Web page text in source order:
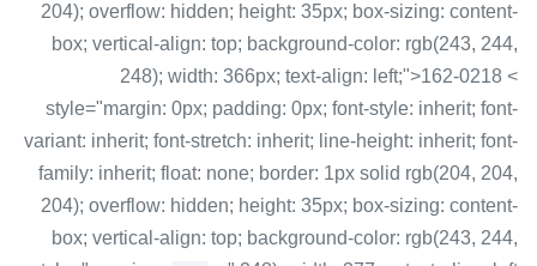
204); overflow: hidden; height: 35px; box-sizing: content-
box; vertical-align: top; background-color: rgb(243, 244,
248); width: 366px; text-align: left;">162-0218 <
style="margin: 0px; padding: 0px; font-style: inherit; font-
variant: inherit; font-stretch: inherit; line-height: inherit; font-
family: inherit; float: none; border: 1px solid rgb(204, 204,
204); overflow: hidden; height: 35px; box-sizing: content-
box; vertical-align: top; background-color: rgb(243, 244,